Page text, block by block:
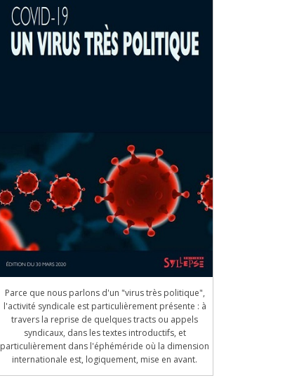
Parce que nous parlons d'un "virus très politique",
l'activité syndicale est particulièrement présente : à
travers la reprise de quelques tracts ou appels
syndicaux, dans les textes introductifs, et
particulièrement dans l'éphéméride où la dimension
internationale est, logiquement, mise en avant.